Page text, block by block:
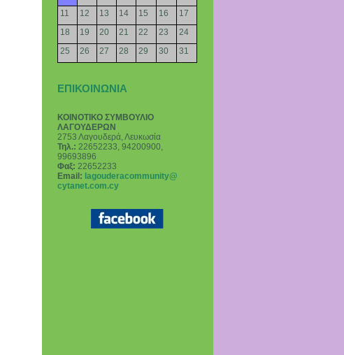
11
12 13 14 15 16
17
18
19 20 21 22 23
24
25
26 27 28 29 30 31
ΕΠΙΚΟΙΝΩΝΙΑ
ΚΟΙΝΟΤΙΚΟ ΣΥΜΒΟΥΛΙΟ
ΛΑΓΟΥΔΕΡΩΝ
2753 Λαγουδερά, Λευκωσία
Τηλ.: 22652233, 94200900,
99693896
Φαξ: 22652233
Email : lagouderacommunity@
cytanet.com.cy